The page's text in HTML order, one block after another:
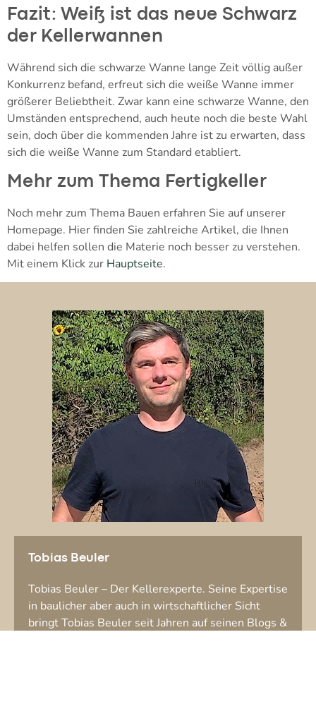
Fazit: Weiß ist das neue Schwarz
der Kellerwannen
Während sich die schwarze Wanne lange Zeit völlig außer
Konkurrenz befand, erfreut sich die weiße Wanne immer
größerer Beliebtheit. Zwar kann eine schwarze Wanne, den
Umständen entsprechend, auch heute noch die beste Wahl
sein, doch über die kommenden Jahre ist zu erwarten, dass
sich die weiße Wanne zum Standard etabliert.
Mehr zum Thema Fertigkeller
Noch mehr zum Thema Bauen erfahren Sie auf unserer
Homepage. Hier finden Sie zahlreiche Artikel, die Ihnen
dabei helfen sollen die Materie noch besser zu verstehen.
Mit einem Klick zur Hauptseite.
Tobias Beuler
Tobias Beuler – Der Kellerexperte. Seine Expertise
in baulicher aber auch in wirtschaftlicher Sicht
bringt Tobias Beuler seit Jahren auf seinen Blogs &